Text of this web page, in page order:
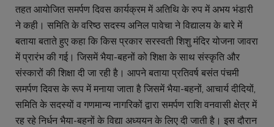
तहत आयोजित समर्पण दिवस कार्यक्रम में अतिथि के रुप में अभय भंडारी
ने कही। समिति के वरिष्ठ सदस्य अनिल पावेचा ने विद्यालय के बारे में
बताया बताते हुए कहा कि किस प्रकार सरस्वती शिशु मंदिर योजना जावरा
में प्रारंभ की गई। जिसमें भैया-बहनों को शिक्षा के साथ संस्कृति और
संस्कारों की शिक्षा दी जा रही है। आपने बताया प्रतिवर्ष बसंत पंचमी
समर्पण दिवस के रूप में मनाया जाता है जिसमें भैया-बहनों, आचार्य दीदियों,
समिति के सदस्यों व गणमान्य नागरिकों द्वारा समर्पण राशि वनवासी क्षेत्र में
रह रहे निर्धन भैया-बहनों के विद्या अध्ययन के लिए दी जाती है। इस दौरान